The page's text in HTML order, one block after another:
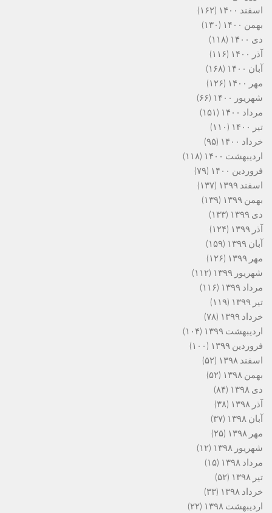
اسفند ۱۴۰۰
(۱۶۲)
بهمن ۱۴۰۰
(۱۳۰)
دی ۱۴۰۰
(۱۱۸)
آذر ۱۴۰۰
(۱۱۶)
آبان ۱۴۰۰
(۱۶۸)
مهر ۱۴۰۰
(۱۲۶)
شهریور ۱۴۰۰
(۶۶)
مرداد ۱۴۰۰
(۱۵۱)
تیر ۱۴۰۰
(۱۱۰)
خرداد ۱۴۰۰
(۹۵)
اردیبهشت ۱۴۰۰
(۱۱۸)
فروردین ۱۴۰۰
(۷۹)
اسفند ۱۳۹۹
(۱۳۷)
بهمن ۱۳۹۹
(۱۳۹)
دی ۱۳۹۹
(۱۳۳)
آذر ۱۳۹۹
(۱۲۴)
آبان ۱۳۹۹
(۱۵۹)
مهر ۱۳۹۹
(۱۲۶)
شهریور ۱۳۹۹
(۱۱۲)
مرداد ۱۳۹۹
(۱۱۶)
تیر ۱۳۹۹
(۱۱۹)
خرداد ۱۳۹۹
(۷۸)
اردیبهشت ۱۳۹۹
(۱۰۴)
فروردین ۱۳۹۹
(۱۰۰)
اسفند ۱۳۹۸
(۵۲)
بهمن ۱۳۹۸
(۵۲)
دی ۱۳۹۸
(۸۴)
آذر ۱۳۹۸
(۳۸)
آبان ۱۳۹۸
(۳۷)
مهر ۱۳۹۸
(۲۵)
شهریور ۱۳۹۸
(۱۲)
مرداد ۱۳۹۸
(۱۵)
تیر ۱۳۹۸
(۵۲)
خرداد ۱۳۹۸
(۳۳)
اردیبهشت ۱۳۹۸
(۲۲)